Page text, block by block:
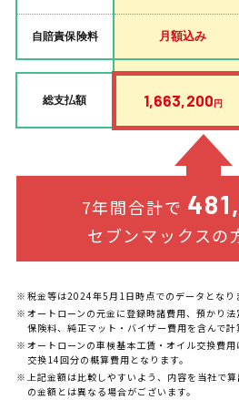
自賠責保険料 月額込み
総支払額 1,663,200円
7年間合計で
セブンマックスの
税金等は2024年5月1日時点でのデータとなり
オートローンの元金に登録時諸費用、預かり
保険料、純正マット・バイザー費用を含んで計
オートローンの車検基本工賃・オイル交換費
交換14回分の概算費用となります。
上記金額は比較しやすいよう、内容を当社で
の金額とは異なる場合がございます。